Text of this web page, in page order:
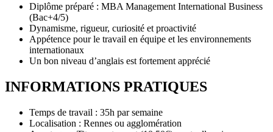
Diplôme préparé : MBA Management International Business
(Bac+4/5)
Dynamisme, rigueur, curiosité et proactivité
Appétence pour le travail en équipe et les environnements
internationaux
Un bon niveau d’anglais est fortement apprécié
INFORMATIONS PRATIQUES
Temps de travail : 35h par semaine
Localisation : Rennes ou agglomération